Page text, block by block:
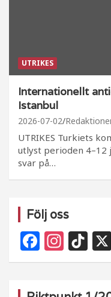
UTRIKES
Internationellt
Istanbul
2026-07-02
UTRIKES Turkiets
utlyst perioden 4–12
svar på…
Följ oss
F
a
In
st
Ti
k